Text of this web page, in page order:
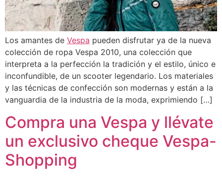
Los amantes de Vespa pueden disfrutar ya de la nueva
colección de ropa Vespa 2010, una colección que
interpreta a la perfección la tradición y el estilo, único e
inconfundible, de un scooter legendario. Los materiales
y las técnicas de confección son modernas y están a la
vanguardia de la industria de la moda, exprimiendo […]
Compra una Vespa y llévate
un exclusivo cheque Vespa-
Shopping